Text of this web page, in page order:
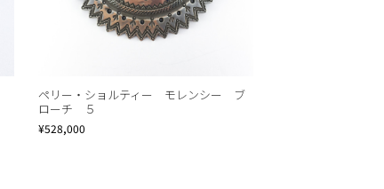
ペリー・ショルティー モレンシー ブ
ローチ ５
¥528,000